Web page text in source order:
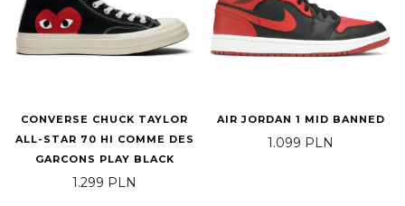
CONVERSE CHUCK TAYLOR
ALL-STAR 70 HI COMME DES
GARCONS PLAY BLACK
1.299 PLN
AIR JORDAN 1 MID BANNED
1.099 PLN